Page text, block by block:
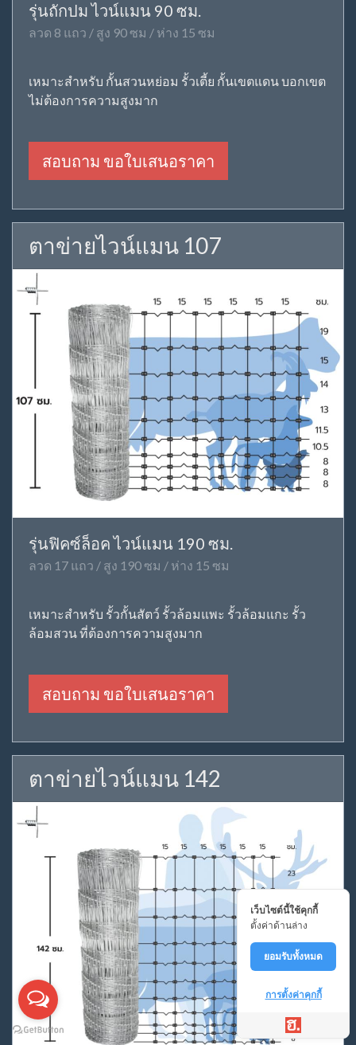
รุ่นถักปม ไวน์แมน 90 ซม.
ลวด 8 แถว / สูง 90 ซม / ห่าง 15 ซม
เหมาะสำหรับ กั้นสวนหย่อม รั้วเตี้ย กั้นเขตแดน บอกเขต
ไม่ต้องการความสูงมาก
สอบถาม ขอใบเสนอราคา
ตาข่ายไวน์แมน 107
รุ่นฟิคซ์ล็อค ไวน์แมน 190 ซม.
ลวด 17 แถว / สูง 190 ซม / ห่าง 15 ซม
เหมาะสำหรับ รั้วกั้นสัตว์ รั้วล้อมแพะ รั้วล้อมแกะ รั้ว
ล้อมสวน ที่ต้องการความสูงมาก
สอบถาม ขอใบเสนอราคา
ตาข่ายไวน์แมน 142
เว็บไซต์นี้ใช้คุกกี้
ตั้งค่าด้านล่าง
ยอมรับทั้งหมด
การตั้งค่าคุกกี้